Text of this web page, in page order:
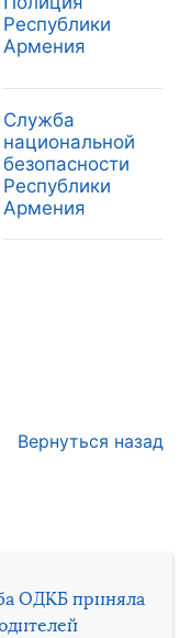
ОДКБ приняла
Республики
Армения
Служба
национальной
безопасности
Республики
Армения
Вернуться назад